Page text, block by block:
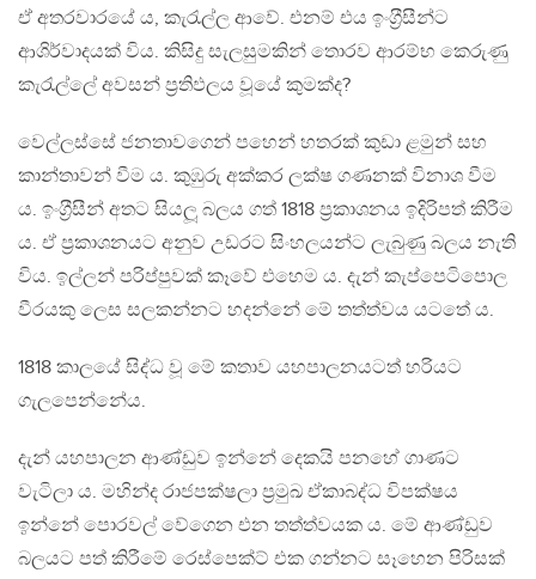
ඒ අතරවාරයේ ය, කැරැල්ල ආවේ. එනම් එය ඉංග‍්‍රීසීන්ට
ආශිර්වාදයක් විය. කිසිදු සැලසුමකින් තොරව ආරම්භ කෙරුණු
කැරැල්ලේ අවසන් ප‍්‍රතිඵලය වූයේ කුමක්ද?
වෙල්ලස්සේ ජනතාවගෙන් පහෙන් හතරක් කුඩා ළමුන් සහ
කාන්තාවන් වීම ය. කුඹුරු අක්කර ලක්ෂ ගණනක් විනාශ වීම
ය. ඉංග‍්‍රීසීන් අතට සියලූ බලය ගත් 1818 ප‍්‍රකාශනය ඉදිරිපත් කිරීම
ය. ඒ ප‍්‍රකාශනයට අනුව උඩරට සිංහලයන්ට ලැබුණු බලය නැති
විය. ඉල්ලන් පරිප්පුවක් කෑවේ එහෙම ය. දැන් කැප්පෙටිපොල
වීරයකු ලෙස සලකන්නට හදන්නේ මේ තත්ත්වය යටතේ ය.
1818 කාලයේ සිද්ධ වූ මේ කතාව යහපාලනයටත් හරියට
ගැලපෙන්නේය.
දැන් යහපාලන ආණ්ඩුව ඉන්නේ දෙකයි පනහේ ගාණට
වැටිලා ය. මහින්ද රාජපක්ෂලා ප‍්‍රමුඛ ඒකාබද්ධ විපක්ෂය
ඉන්නේ පොරවල් වේගෙන එන තත්ත්වයක ය. මේ ආණ්ඩුව
බලයට පත් කිරීමේ රෙස්පෙක්ට් එක ගන්නට සෑහෙන පිරිසක්